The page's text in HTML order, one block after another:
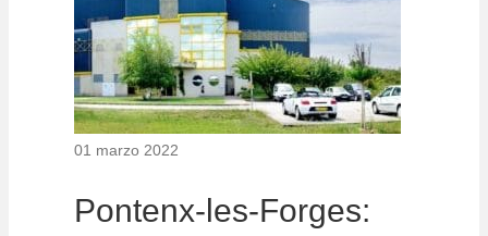
01 marzo 2022
Pontenx-les-Forges: